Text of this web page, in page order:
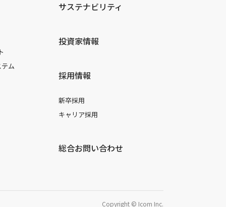
ム
サステナビリティ
投資家情報
採用情報
新卒採用
キャリア採用
総合お問い合わせ
Copyright © Icom Inc.